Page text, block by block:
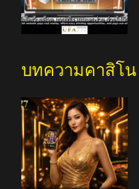
บทความคาสิโน